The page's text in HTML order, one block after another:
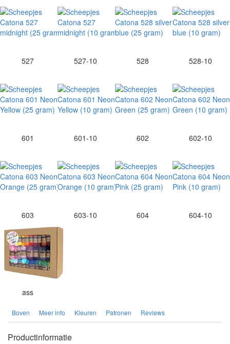
527 527-10 528 528-10
601 601-10 602 602-10
603 603-10 604 604-10
ass
Boven Meer info Kleuren Patronen Reviews
Productinformatie